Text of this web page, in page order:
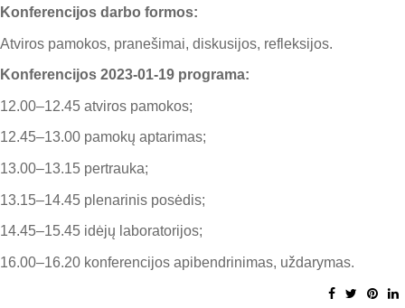
Konferencijos darbo formos:
Atviros pamokos, pranešimai, diskusijos, refleksijos.
Konferencijos 2023-01-19 programa:
12.00–12.45 atviros pamokos;
12.45–13.00 pamokų aptarimas;
13.00–13.15 pertrauka;
13.15–14.45 plenarinis posėdis;
14.45–15.45 idėjų laboratorijos;
16.00–16.20 konferencijos apibendrinimas, uždarymas.